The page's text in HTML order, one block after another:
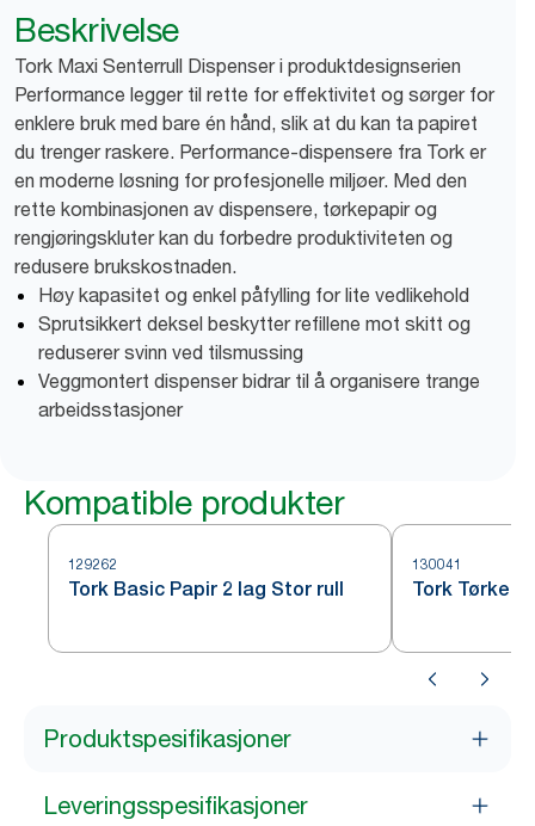
Beskrivelse
Tork Maxi Senterrull Dispenser i produktdesignserien
Performance legger til rette for effektivitet og sørger for
enklere bruk med bare én hånd, slik at du kan ta papiret
du trenger raskere. Performance-dispensere fra Tork er
en moderne løsning for profesjonelle miljøer. Med den
rette kombinasjonen av dispensere, tørkepapir og
rengjøringskluter kan du forbedre produktiviteten og
redusere brukskostnaden.
Høy kapasitet og enkel påfylling for lite vedlikehold
Sprutsikkert deksel beskytter refillene mot skitt og
reduserer svinn ved tilsmussing
Veggmontert dispenser bidrar til å organisere trange
arbeidsstasjoner
Kompatible produkter
129262
Tork Basic Papir 2 lag Stor rull
130041
Tork
Produktspesifikasjoner
Leveringsspesifikasjoner